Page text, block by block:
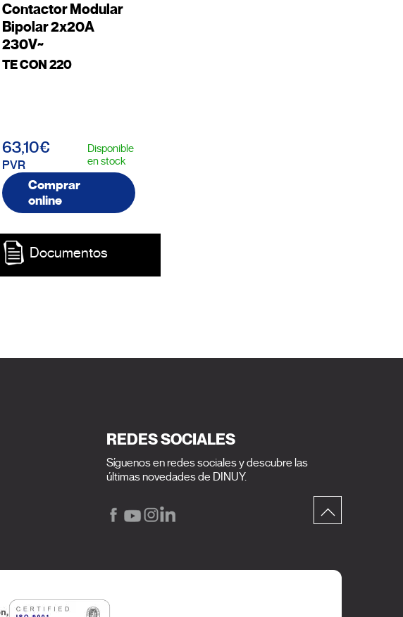
Contactor Modular
Bipolar 2x20A
230V~
TE CON 220
63,10€
PVR
Disponible
en stock
Comprar
online
Documentos
REDES SOCIALES
Síguenos en redes sociales y descubre las
últimas novedades de DINUY.